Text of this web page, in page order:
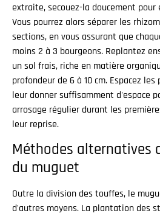
extraite, secouez-la doucement
Vous pourrez alors séparer les
sections, en vous assurant que
moins 2 à 3 bourgeons. Replantez
un sol frais, riche en matière
profondeur de 6 à 10 cm. Espacez
leur donner suffisamment d'espace
arrosage régulier durant les
leur reprise.
Méthodes alternatives
du muguet
Outre la division des touffes, le
d'autres moyens. La plantation des